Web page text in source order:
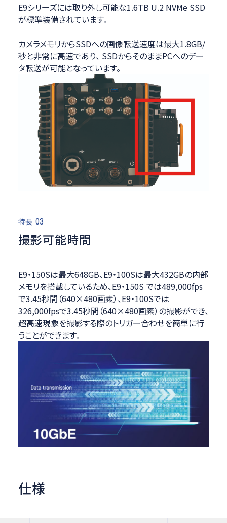
E9シリーズには取り外し可能な1.6TB U.2 NVMe SSD
が標準装備されています。
カメラメモリからSSDへの画像転送速度は最大1.8GB/
秒と非常に高速であり、 SSDからそのままPCへのデー
タ転送が可能となっています。
特長 03
撮影可能時間
E9・150Sは最大648GB、E9・100Sは最大432GBの内部
メモリを搭載しているため、E9・150S では489,000fps
で3.45秒間（640×480画素）、E9・100Sでは
326,000fpsで3.45秒間（640×480画素）の撮影ができ、
超高速現象を撮影する際のトリガー合わせを簡単に行
うことができます。
仕様